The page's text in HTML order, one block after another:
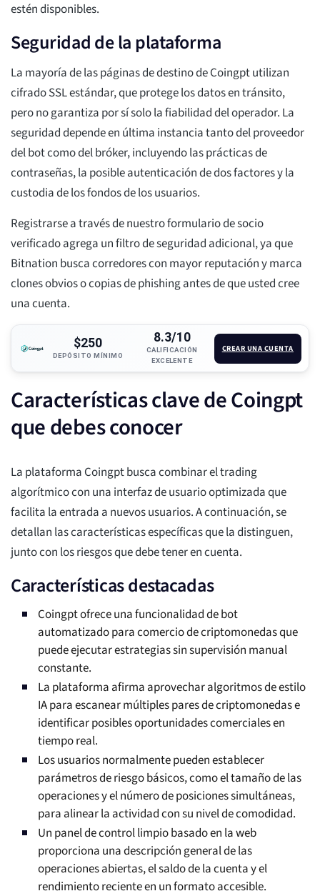
estén disponibles.
Seguridad de la plataforma
La mayoría de las páginas de destino de Coingpt utilizan
cifrado SSL estándar, que protege los datos en tránsito,
pero no garantiza por sí solo la fiabilidad del operador. La
seguridad depende en última instancia tanto del proveedor
del bot como del bróker, incluyendo las prácticas de
contraseñas, la posible autenticación de dos factores y la
custodia de los fondos de los usuarios.
Registrarse a través de nuestro formulario de socio
verificado agrega un filtro de seguridad adicional, ya que
Bitnation busca corredores con mayor reputación y marca
clones obvios o copias de phishing antes de que usted cree
una cuenta.
$250
DEPÓSITO MÍNIMO
8.3/10
CALIFICACIÓN
EXCELENTE
CREAR UNA CUENTA
Características clave de Coingpt
que debes conocer
La plataforma Coingpt busca combinar el trading
algorítmico con una interfaz de usuario optimizada que
facilita la entrada a nuevos usuarios. A continuación, se
detallan las características específicas que la distinguen,
junto con los riesgos que debe tener en cuenta.
Características destacadas
Coingpt ofrece una funcionalidad de bot
automatizado para comercio de criptomonedas que
puede ejecutar estrategias sin supervisión manual
constante.
La plataforma afirma aprovechar algoritmos de estilo
IA para escanear múltiples pares de criptomonedas e
identificar posibles oportunidades comerciales en
tiempo real.
Los usuarios normalmente pueden establecer
parámetros de riesgo básicos, como el tamaño de las
operaciones y el número de posiciones simultáneas,
para alinear la actividad con su nivel de comodidad.
Un panel de control limpio basado en la web
proporciona una descripción general de las
operaciones abiertas, el saldo de la cuenta y el
rendimiento reciente en un formato accesible.